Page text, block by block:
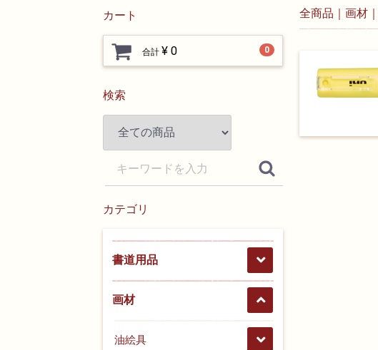
カート
0
合計 ¥ 0
検索
カテゴリ
書道用品
画材
油絵具
全商品 画材